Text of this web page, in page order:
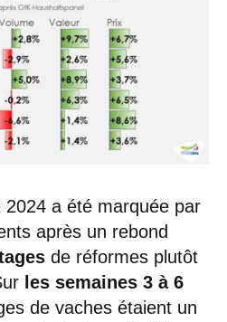
2024 a été marquée par
après un rebond
de réformes plutôt
les semaines 3 à 6
de vaches étaient un